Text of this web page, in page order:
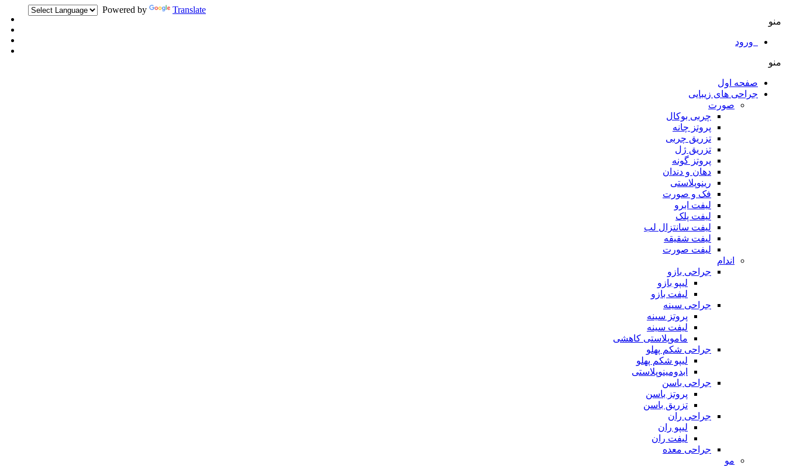
Powered by
Translate
منو
ورود
منو
صفحه اول
جراحی های زیبایی
صورت
چربی بوکال
پروتز چانه
تزریق چربی
تزریق ژل
پروتز گونه
دهان و دندان
رینوپلاستی
فک و صورت
لیفت ابرو
لیفت پلک
لیفت سانتزال لب
لیفت شقیقه
لیفت صورت
اندام
جراحی بازو
لیپو بازو
لیفت بازو
جراحی سینه
پروتز سینه
لیفت سینه
ماموپلاستی کاهشی
جراحی شکم پهلو
لیپو شکم پهلو
ابدومینوپلاستی
جراحی باسن
پروتز باسن
تزریق باسن
جراحی ران
لیپو ران
لیفت ران
جراحی معده
مو